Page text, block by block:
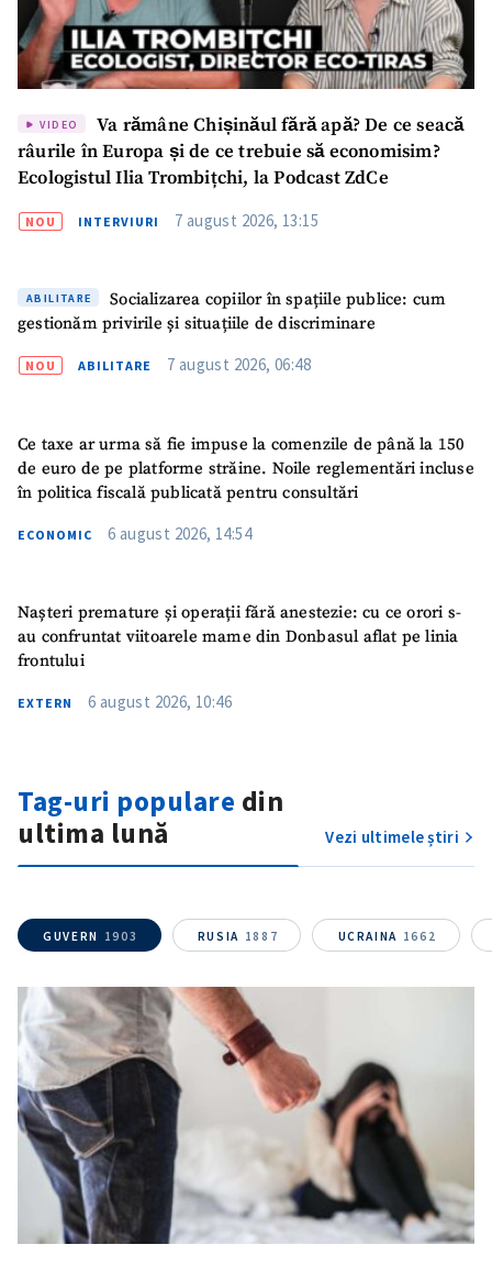
VIDEO
Va rămâne Chișinăul fără apă? De ce seacă
râurile în Europa și de ce trebuie să economisim?
Ecologistul Ilia Trombițchi, la Podcast ZdCe
NOU INTERVIURI 7 august 2026, 13:15
ABILITARE
Socializarea copiilor în spațiile publice: cum
gestionăm privirile și situațiile de discriminare
NOU ABILITARE 7 august 2026, 06:48
Ce taxe ar urma să fie impuse la comenzile de până la 150
de euro de pe platforme străine. Noile reglementări incluse
în politica fiscală publicată pentru consultări
ECONOMIC 6 august 2026, 14:54
Nașteri premature și operații fără anestezie: cu ce orori s-
au confruntat viitoarele mame din Donbasul aflat pe linia
frontului
EXTERN 6 august 2026, 10:46
Tag-uri populare din
ultima lună
Vezi ultimele știri
GUVERN 1903 RUSIA 1887 UCRAINA 1662
ȘTIREA MEA
Titlu știre+ Adaugă titlu
Fotografie
+ Încarcă imagine
Link media+ Link media